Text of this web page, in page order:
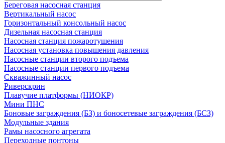
Береговая насосная станция
Вертикальный насос
Горизонтальный консольный насос
Дизельная насосная станция
Насосная станция пожаротушения
Насосная установка повышения давления
Насосные станции второго подъема
Насосные станции первого подъема
Скважинный насос
Риверскрин
Плавучие платформы (НИОКР)
Мини ПНС
Боновые заграждения (БЗ) и боносетевые заграждения (БСЗ)
Модульные здания
Рамы насосного агрегата
Переходные понтоны